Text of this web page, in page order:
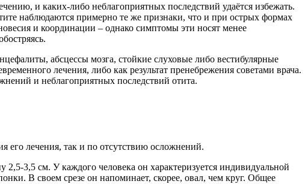
и каких-либо неблагоприятных последствий удаётся избежать.
наблюдаются примерно те же признаки, что и при острых формах
и координации – однако симптомы эти носят менее
абсцессы мозга, стойкие слуховые либо вестибулярные
лечения, либо как результат пренебрежения советами врача.
и неблагоприятных последствий отита.
его лечения, так и по отсутствию осложнений.
3,5 см. У каждого человека он характеризуется индивидуальной
В своем срезе он напоминает, скорее, овал, чем круг. Общее